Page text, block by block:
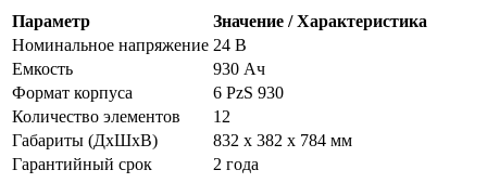
Параметр
Значение / Характеристика
Номинальное напряжение 24 В
Емкость
930 Ач
Формат корпуса
6 PzS 930
Количество элементов
12
Габариты (ДхШхВ)
832 x 382 x 784 мм
Гарантийный срок
2 года